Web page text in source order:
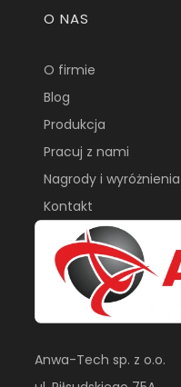
O NAS
O firmie
Blog
Produkcja
Pracuj z nami
Nagrody i wyróżnienia
Kontakt
Anwa-Tech sp. z o.o.